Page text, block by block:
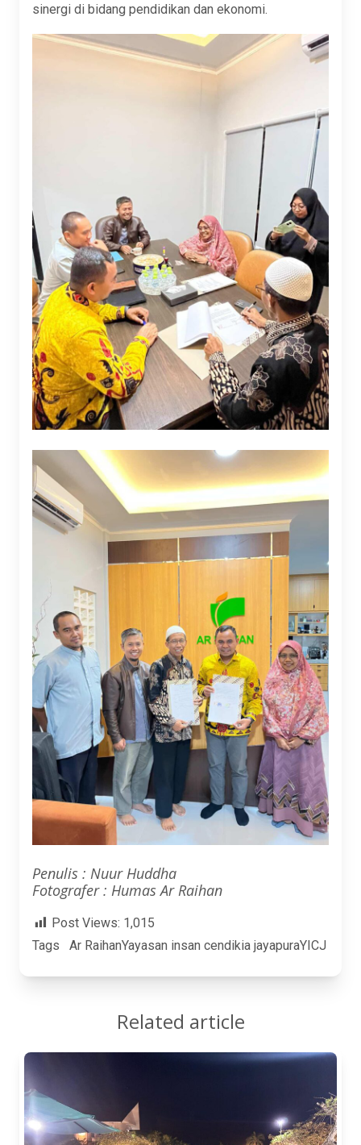
sinergi di bidang pendidikan dan ekonomi.
Penulis : Nuur Huddha
Fotografer : Humas Ar Raihan
Post Views: 1,015
Tags
Ar RaihanYayasan insan cendikia jayapuraYICJ
Related article